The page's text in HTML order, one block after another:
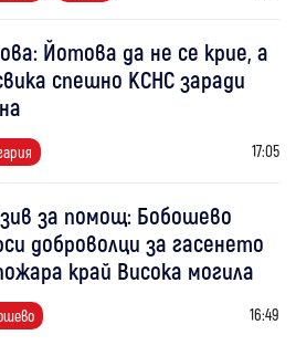
Йотова да не се крие, а
спешно КСНС заради
17:05
за помощ: Бобошево
доброволци за гасенето
край Висока могила
16:49